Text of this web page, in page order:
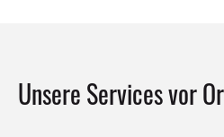
Unsere Services vor